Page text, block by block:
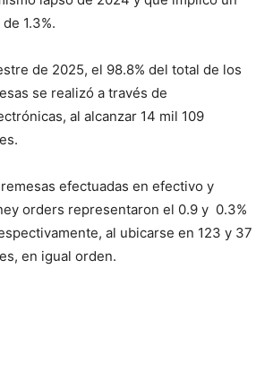
1.3%.
de 2025, el 98.8% del total de los
se realizó a través de
al alcanzar 14 mil 109
efectuadas en efectivo y
orders representaron el 0.9 y 0.3%
al ubicarse en 123 y 37
en igual orden.